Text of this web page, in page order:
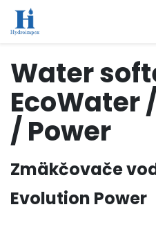
Přejít na obsah
Water
EcoWater
/ Power
Zmäkčovače
Evolution Power